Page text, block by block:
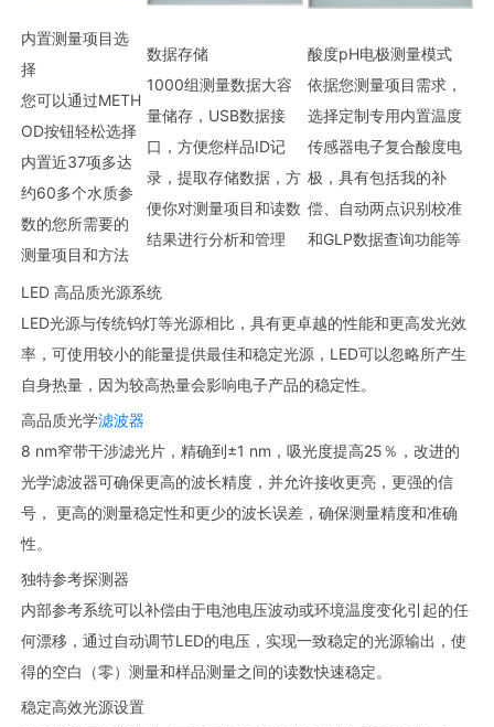
内置测量项目选
择
您可以通过METH
OD按钮轻松选择
内置近37项多达
约60多个水质参
数的您所需要的
测量项目和方法
数据存储
1000组测量数据大容
量储存，USB数据接
口，方便您样品ID记
录，提取存储数据，方
便你对测量项目和读数
结果进行分析和管理
酸度pH电极测量模式
依据您测量项目需求，
选择定制专用内置温度
传感器电子复合酸度电
极，具有包括我的补
偿、自动两点识别校准
和GLP数据查询功能等
LED 高品质光源系统
LED光源与传统钨灯等光源相比，具有更卓越的性能和更高发光效
率，可使用较小的能量提供最佳和稳定光源，LED可以忽略所产生
自身热量，因为较高热量会影响电子产品的稳定性。
高品质光学滤波器
8 nm窄带干涉滤光片，精确到±1 nm，吸光度提高25％，改进的
光学滤波器可确保更高的波长精度，并允许接收更亮，更强的信
号， 更高的测量稳定性和更少的波长误差，确保测量精度和准确
性。
独特参考探测器
内部参考系统可以补偿由于电池电压波动或环境温度变化引起的任
何漂移，通过自动调节LED的电压，实现一致稳定的光源输出，使
得的空白（零）测量和样品测量之间的读数快速稳定。
稳定高效光源设置